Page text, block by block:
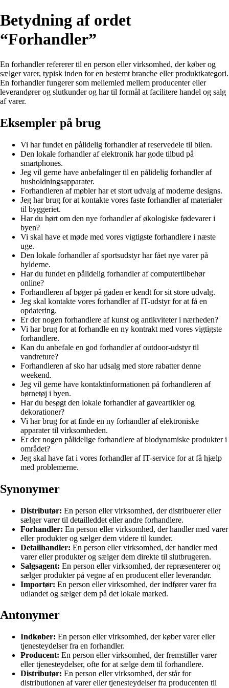
Betydning af ordet
“Forhandler”
En forhandler refererer til en person eller virksomhed, der køber og
sælger varer, typisk inden for en bestemt branche eller produktkategori.
En forhandler fungerer som mellemled mellem producenter eller
leverandører og slutkunder og har til formål at facilitere handel og salg
af varer.
Eksempler på brug
Vi har fundet en pålidelig forhandler af reservedele til bilen.
Den lokale forhandler af elektronik har gode tilbud på
smartphones.
Jeg vil gerne have anbefalinger til en pålidelig forhandler af
husholdningsapparater.
Forhandleren af møbler har et stort udvalg af moderne designs.
Jeg har brug for at kontakte vores faste forhandler af materialer
til byggeriet.
Har du hørt om den nye forhandler af økologiske fødevarer i
byen?
Vi skal have et møde med vores vigtigste forhandlere i næste
uge.
Den lokale forhandler af sportsudstyr har fået nye varer på
hylderne.
Har du fundet en pålidelig forhandler af computertilbehør
online?
Forhandleren af bøger på gaden er kendt for sit store udvalg.
Jeg skal kontakte vores forhandler af IT-udstyr for at få en
opdatering.
Er der nogen forhandlere af kunst og antikviteter i nærheden?
Vi har brug for at forhandle en ny kontrakt med vores vigtigste
forhandlere.
Kan du anbefale en god forhandler af outdoor-udstyr til
vandreture?
Forhandleren af sko har udsalg med store rabatter denne
weekend.
Jeg vil gerne have kontaktinformationen på forhandleren af
børnetøj i byen.
Har du besøgt den lokale forhandler af gaveartikler og
dekorationer?
Vi har brug for at finde en ny forhandler af elektroniske
apparater til virksomheden.
Er der nogen pålidelige forhandlere af biodynamiske produkter i
området?
Jeg skal have fat i vores forhandler af IT-service for at få hjælp
med problemerne.
Synonymer
Distributør: En person eller virksomhed, der distribuerer eller
sælger varer til detailleddet eller andre forhandlere.
Forhandler: En person eller virksomhed, der handler med varer
eller produkter og sælger dem videre til kunder.
Detailhandler: En person eller virksomhed, der handler med
varer eller produkter og sælger dem direkte til slutbrugeren.
Salgsagent: En person eller virksomhed, der repræsenterer og
sælger produkter på vegne af en producent eller leverandør.
Importør: En person eller virksomhed, der indfører varer fra
udlandet og sælger dem på det lokale marked.
Antonymer
Indkøber: En person eller virksomhed, der køber varer eller
tjenesteydelser fra en forhandler.
Producent: En person eller virksomhed, der fremstiller varer
eller tjenesteydelser, ofte for at sælge dem til forhandlere.
Distributør: En person eller virksomhed, der står for
distributionen af varer eller tjenesteydelser fra producenten til